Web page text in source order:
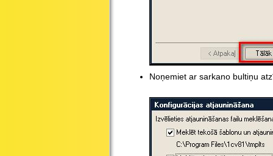
Noņemiet ar sarkano bultiņu